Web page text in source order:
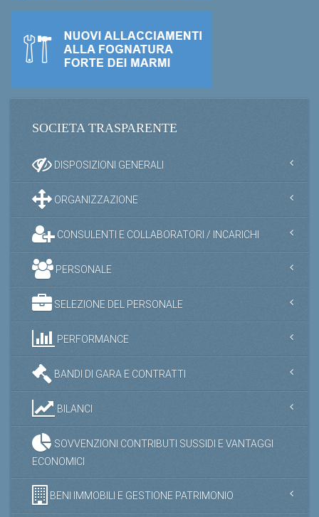
SOCIETA TRASPARENTE
DISPOSIZIONI GENERALI
ORGANIZZAZIONE
CONSULENTI E COLLABORATORI / INCARICHI
PERSONALE
SELEZIONE DEL PERSONALE
PERFORMANCE
BANDI DI GARA E CONTRATTI
BILANCI
SOVVENZIONI CONTRIBUTI SUSSIDI E VANTAGGI
ECONOMICI
BENI IMMOBILI E GESTIONE PATRIMONIO